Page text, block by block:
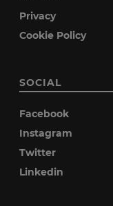
Privacy
Cookie Policy
SOCIAL
Facebook
Instagram
Twitter
Linkedin